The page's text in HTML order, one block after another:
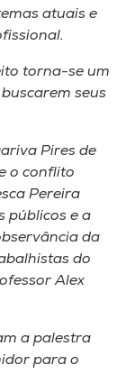
atuais e
torna-se um
seus
Pires de
o conflito
Pereira
públicos e a
da
do
Alex
a palestra
para o